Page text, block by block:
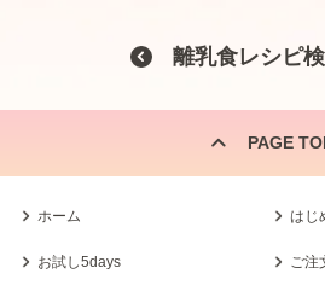
離乳食レシピ
PAGE
ホーム はじ
お試し5days ご注